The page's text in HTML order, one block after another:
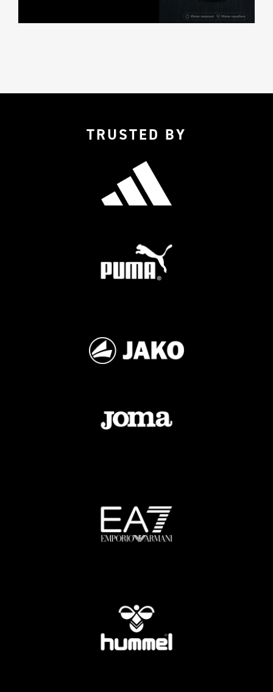
TRUSTED BY